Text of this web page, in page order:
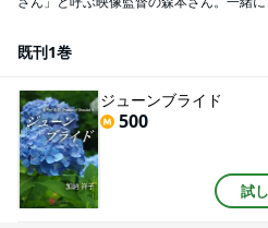
を埋め尽くしていたのは別の男性との一
日間の記憶が抜け切らない身体に、若い
す。数カ月を経ても祥子の身体を変化さ
のような森本をただの友人にはしてくれ
見事な紫陽花の景色を瞳に映しながら、二
既刊1巻
ジューンブライド
500
試